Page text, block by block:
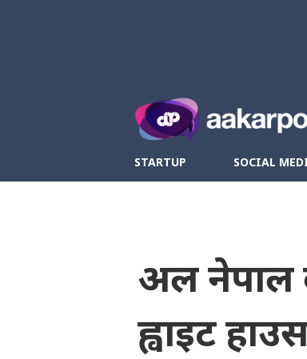
STARTUP SOCIAL
अल नेपाल
ह्वाइट